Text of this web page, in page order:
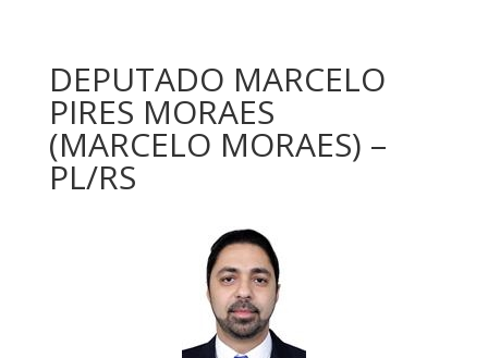
DEPUTADO MARCELO
PIRES MORAES
(MARCELO MORAES) –
PL/RS